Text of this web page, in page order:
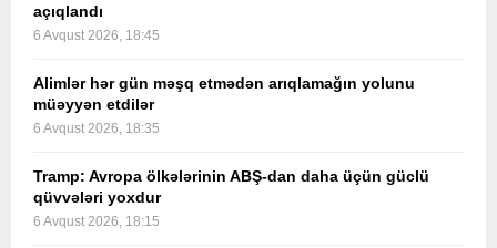
açıqlandı
6 Avqust 2026, 18:45
Alimlər hər gün məşq etmədən arıqlamağın yolunu
müəyyən etdilər
6 Avqust 2026, 18:35
Tramp: Avropa ölkələrinin ABŞ-dan daha üçün güclü
qüvvələri yoxdur
6 Avqust 2026, 18:15